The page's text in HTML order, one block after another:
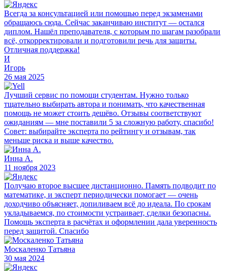
Всегда за консультацией или помощью перед экзаменами
обращаюсь сюда. Сейчас заканчиваю институт — остался
диплом. Нашёл преподавателя, с которым по шагам разобрали
всё, откорректировали и подготовили речь для защиты.
Отличная поддержка!
И
Игорь
26 мая 2025
Лучший сервис по помощи студентам. Нужно только
тщательно выбирать автора и понимать, что качественная
помощь не может стоить дешёво. Отзывы соответствуют
ожиданиям — мне поставили 5 за сложную работу, спасибо!
Совет: выбирайте эксперта по рейтингу и отзывам, так
меньше риска и выше качество.
Инна А.
11 ноября 2023
Получаю второе высшее дистанционно. Память подводит по
математике, и эксперт периодически помогает — очень
доходчиво объясняет, допиливаем всё до идеала. По срокам
укладываемся, по стоимости устраивает, сделки безопасны.
Помощь эксперта в расчётах и оформлении дала уверенность
перед защитой. Спасибо
Москаленко Татьяна
30 мая 2024